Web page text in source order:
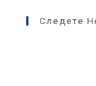
Следете